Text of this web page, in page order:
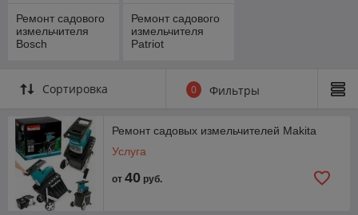
Ремонт садового
измельчителя
Bosch
Ремонт садового
измельчителя
Patriot
Сортировка 0 Фильтры
Ремонт садовых измельчителей Makita
Услуга
от 40 руб.